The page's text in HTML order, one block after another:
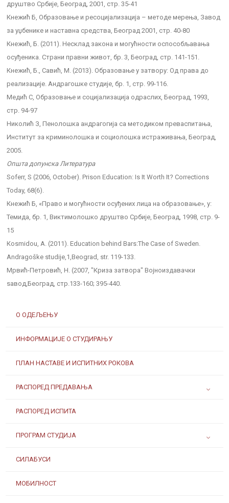
О ОДЕЉЕЊУ
ИНФОРМАЦИЈЕ О СТУДИРАЊУ
ПЛАН НАСТАВЕ И ИСПИТНИХ РОКОВА
РАСПОРЕД ПРЕДАВАЊА
РАСПОРЕД ИСПИТА
ПРОГРАМ СТУДИЈА
СИЛАБУСИ
МОБИЛНОСТ
друштво Србије, Београд, 2001, стр. 35-41
Кнежић Б, Образовање и ресоцијализација – методе мерења, Завод
за уџбенике и наставна средства, Београд 2001, стр. 40-80
Кнежић, Б. (2011). Несклад закона и могућности оспособљавања
осуђеника. Страни правни живот, бр. 3, Београд, стр. 141-151.
Кнежић, Б., Савић, М. (2013). Образовање у затвору: Од права до
реализације. Андрагошке студије, бр. 1, стр. 99-116.
Медић С, Образовање и социјализација одраслих, Београд, 1993,
стр. 94-97
Николић З, Пенолошка андрагогија са методиком преваспитања,
Институт за криминолошка и социолошка истраживања, Београд,
2005.
Општа допунска Литература
Soferr, S (2006, October). Prison Education: Is It Worth It? Corrections
Today, 68(6).
Кнежић Б, «Право и могућности осуђених лица на образовање», у:
Темида, бр. 1, Виктимолошко друштво Србије, Београд, 1998, стр. 9-
15
Коsmidou, A. (2011). Education behind Bars:The Case of Sweden.
Andragoške studije,1,Beograd, str. 119-133.
Мрвић-Петровић, Н. (2007, "Криза затвора" Војноиздавачки
ѕавод,Београд, стр.133-160; 395-440.